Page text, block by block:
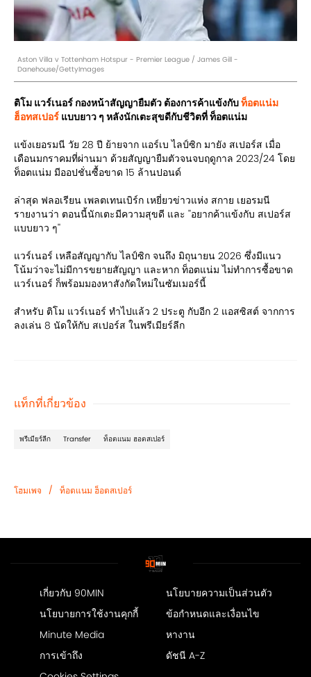
Aston Villa v Tottenham Hotspur - Premier League / James Gill -
Danehouse/GettyImages
ติโม แวร์เนอร์ กองหน้าสัญญายืมตัว ต้องการค้าแข้งกับท็อตแน่ม
ฮ็อทสเปอร์ แบบยาว ๆ หลังนักเตะสุขดีกับชีวิตที่ ท็อตแน่ม
แข้งเยอรมนี วัย 28 ปี ย้ายจาก แอร์เบ ไลป์ซิก มายัง สเปอร์ส เมื่อ
เดือนมกราคมที่ผ่านมา ด้วยสัญญายืมตัวจนจบฤดูกาล 2023/24 โดย
ท็อตแน่ม มีออปชั่นซื้อขาด 15 ล้านปอนด์
ล่าสุด ฟลอเรียน เพลตเทนเบิร์ก เหยี่ยวข่าวแห่ง สกาย เยอรมนี
รายงานว่า ตอนนี้นักเตะมีความสุขดี และ ''อยากค้าแข้งกับ สเปอร์ส
แบบยาว ๆ''
แวร์เนอร์ เหลือสัญญากับ ไลป์ซิก จนถึง มิถุนายน 2026 ซึ่งมีแนว
โน้มว่าจะไม่มีการขยายสัญญา และหาก ท็อตแน่ม ไม่ทำการซื้อขาด
แวร์เนอร์ ก็พร้อมมองหาสังกัดใหม่ในซัมเมอร์นี้
สำหรับ ติโม แวร์เนอร์ ทำไปแล้ว 2 ประตู กับอีก 2 แอสซิสต์ จากการ
ลงเล่น 8 นัดให้กับ สเปอร์ส ในพรีเมียร์ลีก
แท็กที่เกี่ยวข้อง
พรีเมียร์ลีก Transfer ท็อตแนม ฮอตสเปอร์
โฮมเพจ / ท็อตแนม ฮ็อตสเปอร์
เกี่ยวกับ 90MIN
นโยบายความเป็นส่วนตัว
นโยบายการใช้งานคุกกี้
ข้อกำหนดและเงื่อนไข
Minute Media
หางาน
การเข้าถึง
ดัชนี A-Z